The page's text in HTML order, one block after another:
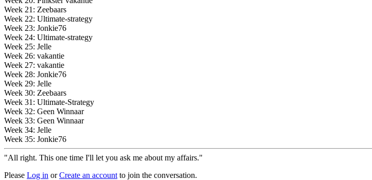
Week 21: Zeebaars
Week 22: Ultimate-strategy
Week 23: Jonkie76
Week 24: Ultimate-strategy
Week 25: Jelle
Week 26: vakantie
Week 27: vakantie
Week 28: Jonkie76
Week 29: Jelle
Week 30: Zeebaars
Week 31: Ultimate-Strategy
Week 32: Geen Winnaar
Week 33: Geen Winnaar
Week 34: Jelle
Week 35: Jonkie76
"All right. This one time I'll let you ask me about my affairs."
Please Log in orCreate an account to join the conversation.